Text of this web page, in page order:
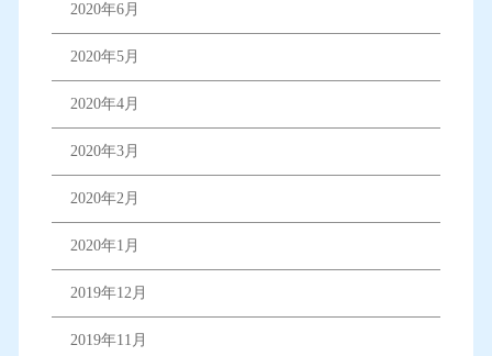
2020年6月
2020年5月
2020年4月
2020年3月
2020年2月
2020年1月
2019年12月
2019年11月